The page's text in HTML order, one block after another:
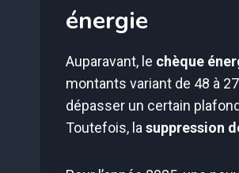
énergie
Auparavant, le chèque
montants variant de 48 à
dépasser un certain
Toutefois, la suppression